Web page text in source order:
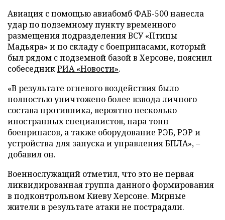
Авиация с помощью авиабомб ФАБ-500 нанесла
удар по подземному пункту временного
размещения подразделения ВСУ «Птицы
Мадьяра» и по складу с боеприпасами, который
был рядом с подземной базой в Херсоне, пояснил
собеседникРИА «Новости».
«В результате огневого воздействия было
полностью уничтожено более взвода личного
состава противника, вероятно несколько
иностранных специалистов, пара тонн
боеприпасов, а также оборудование РЭБ, РЭР и
устройства для запуска и управления БПЛА», –
добавил он.
Военнослужащий отметил, что это не первая
ликвидированная группа данного формирования
в подконтрольном Киеву Херсоне. Мирные
жители в результате атаки не пострадали.